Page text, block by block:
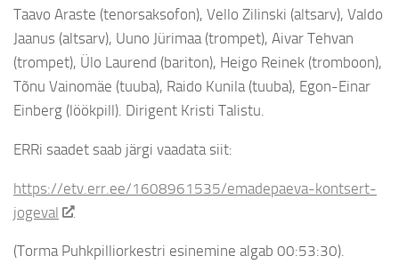
Taavo Araste (tenorsaksofon), Vello Zilinski (altsarv), Valdo
Jaanus (altsarv), Uuno Jürimaa (trompet), Aivar Tehvan
(trompet), Ülo Laurend (bariton), Heigo Reinek (tromboon),
Tõnu Vainomäe (tuuba), Raido Kunila (tuuba), Egon-Einar
Einberg (löökpill). Dirigent Kristi Talistu.
ERRi saadet saab järgi vaadata siit:
https://etv.err.ee/1608961535/emadepaeva-kontsert-
jogeval
(Torma Puhkpilliorkestri esinemine algab 00:53:30).